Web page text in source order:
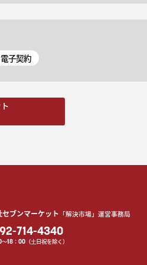
子契約
セブンマーケット 「解決市場」運営事務局
714-4340
〜18： 00（土日祝を除く）